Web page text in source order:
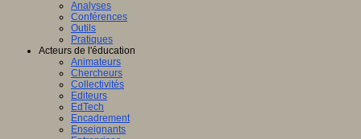
Analyses
Conférences
Outils
Pratiques
Acteurs de l'éducation
Animateurs
Chercheurs
Collectivités
Editeurs
EdTech
Encadrement
Enseignants